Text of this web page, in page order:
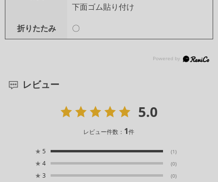
下面ゴム貼り付け
折りたたみ 〇
レビュー
5.0
レビュー件数： 1件
★ 5 (1)
★ 4 (0)
★ 3 (0)